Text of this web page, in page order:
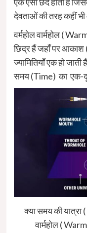
देवताओं की तरह कहीं
वर्महोल वार्महोल (
छिद्र हैं जहाँ पर
ज्यामितियाँ एक हो
समय (Time) का एक-
क्या समय की
वार्महोल (